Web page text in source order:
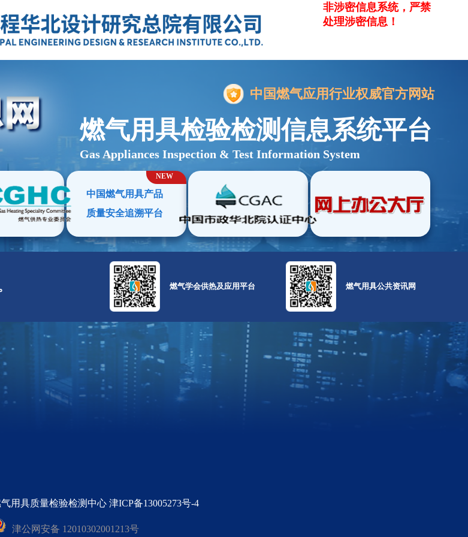
非涉密信息系统，严禁
处理涉密信息！
中国燃气应用行业权威官方网站
燃气用具检验检测信息系统平台
Gas Appliances Inspection & Test Information System
中国燃气用具产品
质量安全追溯平台
NEW
燃气学会供热及应用平台 燃气用具公共资讯网
用具质量检验检测中心 津ICP备13005273号-4
津公网安备 12010302001213号